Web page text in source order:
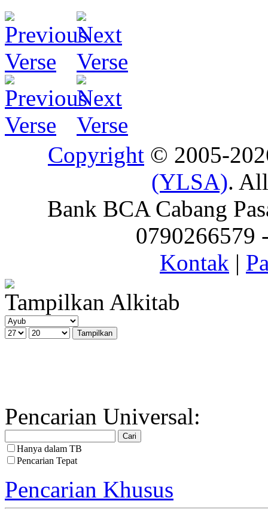
Copyright © 2005-
(YLSA).
Bank BCA Cabang
0790266579
Kontak |
Tampilkan Alkitab
Pencarian Universal:
Hanya dalam TB
Pencarian Tepat
Pencarian Khusus